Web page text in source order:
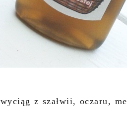
wyciąg z szałwii, oczaru,